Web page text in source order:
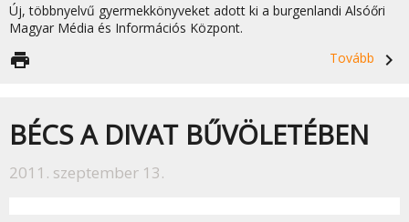
Új, többnyelvű gyermekkönyveket adott ki a burgenlandi Alsóőri
Magyar Média és Információs Központ.
Tovább
navigate_next
print
BÉCS A DIVAT BŰVÖLETÉBEN
2011. szeptember 13.